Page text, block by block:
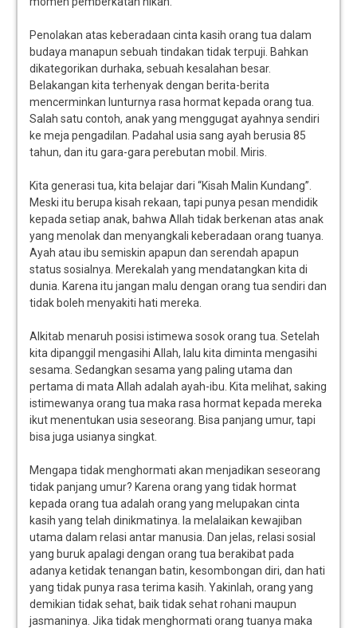
Penolakan atas keberadaan cinta kasih orang tua dalam
budaya manapun sebuah tindakan tidak terpuji. Bahkan
dikategorikan durhaka, sebuah kesalahan besar.
Belakangan kita terhenyak dengan berita-berita
mencerminkan lunturnya rasa hormat kepada orang tua.
Salah satu contoh, anak yang menggugat ayahnya sendiri
ke meja pengadilan. Padahal usia sang ayah berusia 85
tahun, dan itu gara-gara perebutan mobil. Miris.
Kita generasi tua, kita belajar dari “Kisah Malin Kundang”.
Meski itu berupa kisah rekaan, tapi punya pesan mendidik
kepada setiap anak, bahwa Allah tidak berkenan atas anak
yang menolak dan menyangkali keberadaan orang tuanya.
Ayah atau ibu semiskin apapun dan serendah apapun
status sosialnya. Merekalah yang mendatangkan kita di
dunia. Karena itu jangan malu dengan orang tua sendiri dan
tidak boleh menyakiti hati mereka.
Alkitab menaruh posisi istimewa sosok orang tua. Setelah
kita dipanggil mengasihi Allah, lalu kita diminta mengasihi
sesama. Sedangkan sesama yang paling utama dan
pertama di mata Allah adalah ayah-ibu. Kita melihat, saking
istimewanya orang tua maka rasa hormat kepada mereka
ikut menentukan usia seseorang. Bisa panjang umur, tapi
bisa juga usianya singkat.
Mengapa tidak menghormati akan menjadikan seseorang
tidak panjang umur? Karena orang yang tidak hormat
kepada orang tua adalah orang yang melupakan cinta
kasih yang telah dinikmatinya. Ia melalaikan kewajiban
utama dalam relasi antar manusia. Dan jelas, relasi sosial
yang buruk apalagi dengan orang tua berakibat pada
adanya ketidak tenangan batin, kesombongan diri, dan hati
yang tidak punya rasa terima kasih. Yakinlah, orang yang
demikian tidak sehat, baik tidak sehat rohani maupun
jasmaninya. Jika tidak menghormati orang tuanya maka